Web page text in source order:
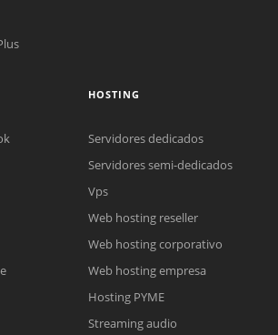
Reunión online
Meet para la reunión online.
Cotización
Chat Online
están fuera de línea. Complete el formulario
HOSTING
Servidores dedicados
Servidores semi-dedicados
Vps
Web hosting reseller
Web hosting corporativo
Web hosting empresa
Hosting PYME
Streaming audio